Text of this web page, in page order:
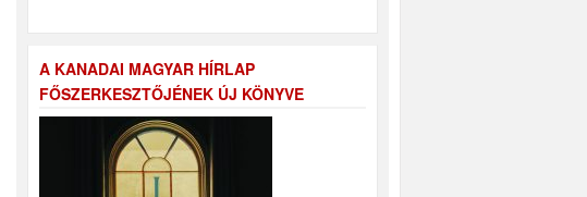
A KANADAI MAGYAR HÍRLAP
FŐSZERKESZTŐJÉNEK ÚJ KÖNYVE